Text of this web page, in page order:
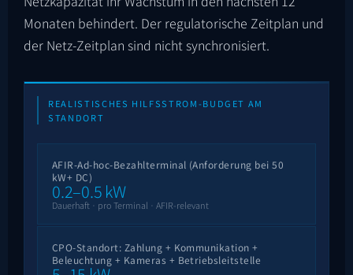
Monaten behindert. Der regulatorische Zeitplan und
der Netz-Zeitplan sind nicht synchronisiert.
REALISTISCHES HILFSSTROM-BUDGET AM
STANDORT
AFIR-Ad-hoc-Bezahlterminal (Anforderung bei 50
kW+ DC)
0.2–0.5 kW
Dauerhaft · pro Terminal · AFIR-relevant
CPO-Standort: Zahlung + Kommunikation +
Beleuchtung + Kameras + Betriebsleitstelle